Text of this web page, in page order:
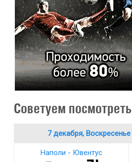
Советуем посмотреть
7 декабря, Воскресенье
Наполи - Ювентус